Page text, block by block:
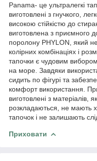
Panama- це ультралегкі
виготовлені з гнучкого,
високою стійкістю до
виготовлена з приємного
поролону PHYLON, який
колірних комбінаціях і
тапочки є чудовим
на море. Завдяки
сидить по фігурі та
комфорт використання.
виготовлені з матеріалів,
розкладаються, не мають
тапочок і не залишають
Приховати